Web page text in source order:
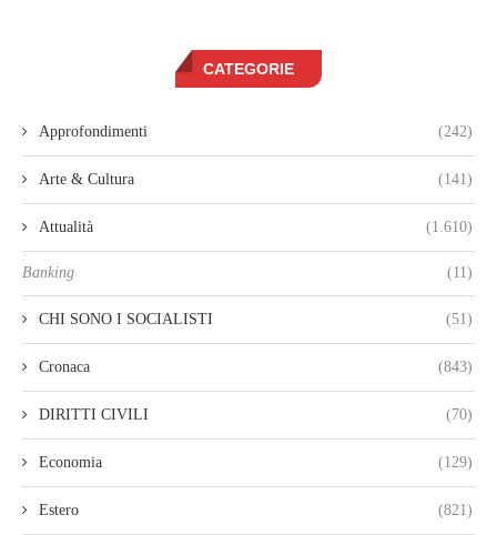
CATEGORIE
Approfondimenti (242)
Arte & Cultura (141)
Attualità (1.610)
Banking (11)
CHI SONO I SOCIALISTI (51)
Cronaca (843)
DIRITTI CIVILI (70)
Economia (129)
Estero (821)